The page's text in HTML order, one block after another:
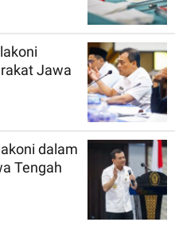
Jawa
dalam
Tengah